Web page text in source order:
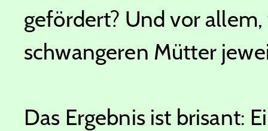
gefördert? Und vor
schwangeren Mütter
Das Ergebnis ist brisant: